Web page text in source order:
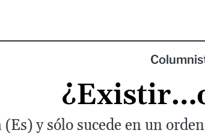
y sólo sucede en un